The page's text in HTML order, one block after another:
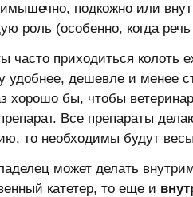
подкожно или
роль (особенно, когда
часто приходиться колоть
удобнее, дешевле и менее
хорошо бы, чтобы
Все препараты
то необходимы будут
может делать
катетер, то еще и